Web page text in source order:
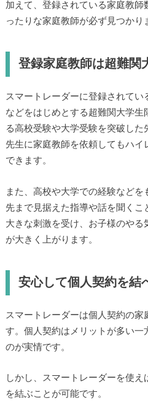
加えて、登録されている家庭教
ったりな家庭教師が必ず見つかり
登録家庭教師は超難関
スマートレーダーに登録されてい
などをはじめとする超難関大学
る高校受験や大学受験を突破し
先生に家庭教師を依頼してもハ
できます。
また、高校や大学での経験など
先まで見据えた指導や話を聞くこ
大きな刺激を受け、お子様のやる
が大きく上がります。
安心して個人契約を結
スマートレーダーは個人契約の
す。個人契約はメリットが多い一
のが実情です。
しかし、スマートレーダーを使
を結ぶことが可能です。